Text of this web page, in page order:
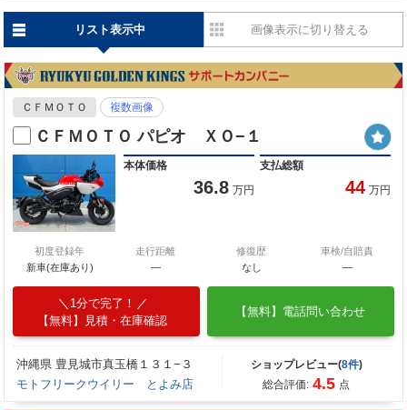
リスト表示中 画像表示に切り替える
ＣＦＭＯＴＯ 複数画像
ＣＦＭＯＴＯ パピオ ＸＯ−１
本体価格
36.8 万円
支払総額
44 万円
初度登録年
新車(在庫あり)
走行距離
―
修復歴
なし
車検/自賠責
―
1分で完了！
【無料】見積・在庫確認
【無料】電話問い合わせ
沖縄県 豊見城市真玉橋１３１−３
モトフリークウイリー とよみ店
ショップレビュー(8件)
総合評価: 4.5 点